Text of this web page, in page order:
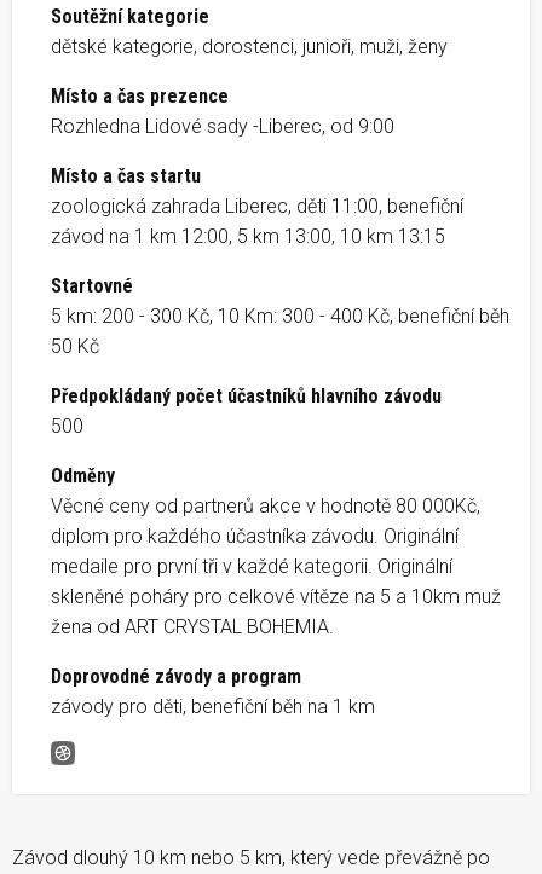
Soutěžní kategorie
dětské kategorie, dorostenci, junioři, muži, ženy
Místo a čas prezence
Rozhledna Lidové sady -Liberec, od 9:00
Místo a čas startu
zoologická zahrada Liberec, děti 11:00, benefiční
závod na 1 km 12:00, 5 km 13:00, 10 km 13:15
Startovné
5 km: 200 - 300 Kč, 10 Km: 300 - 400 Kč, benefiční běh
50 Kč
Předpokládaný počet účastníků hlavního závodu
500
Odměny
Věcné ceny od partnerů akce v hodnotě 80 000Kč,
diplom pro každého účastníka závodu. Originální
medaile pro první tři v každé kategorii. Originální
skleněné poháry pro celkové vítěze na 5 a 10km muž
žena od ART CRYSTAL BOHEMIA.
Doprovodné závody a program
závody pro děti, benefiční běh na 1 km
Jarní běh okolo ZOO
Závod dlouhý 10 km nebo 5 km, který vede převážně po